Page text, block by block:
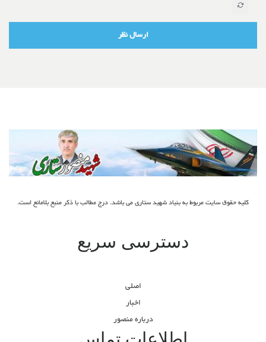
ارسال نظر
کلیه حقوق سایت مربوط به بنیاد شهید ستاری می باشد. درج مطالب با ذکر منبع بلامانع است.
دسترسی سریع
اصلی
اخبار
درباره منصور